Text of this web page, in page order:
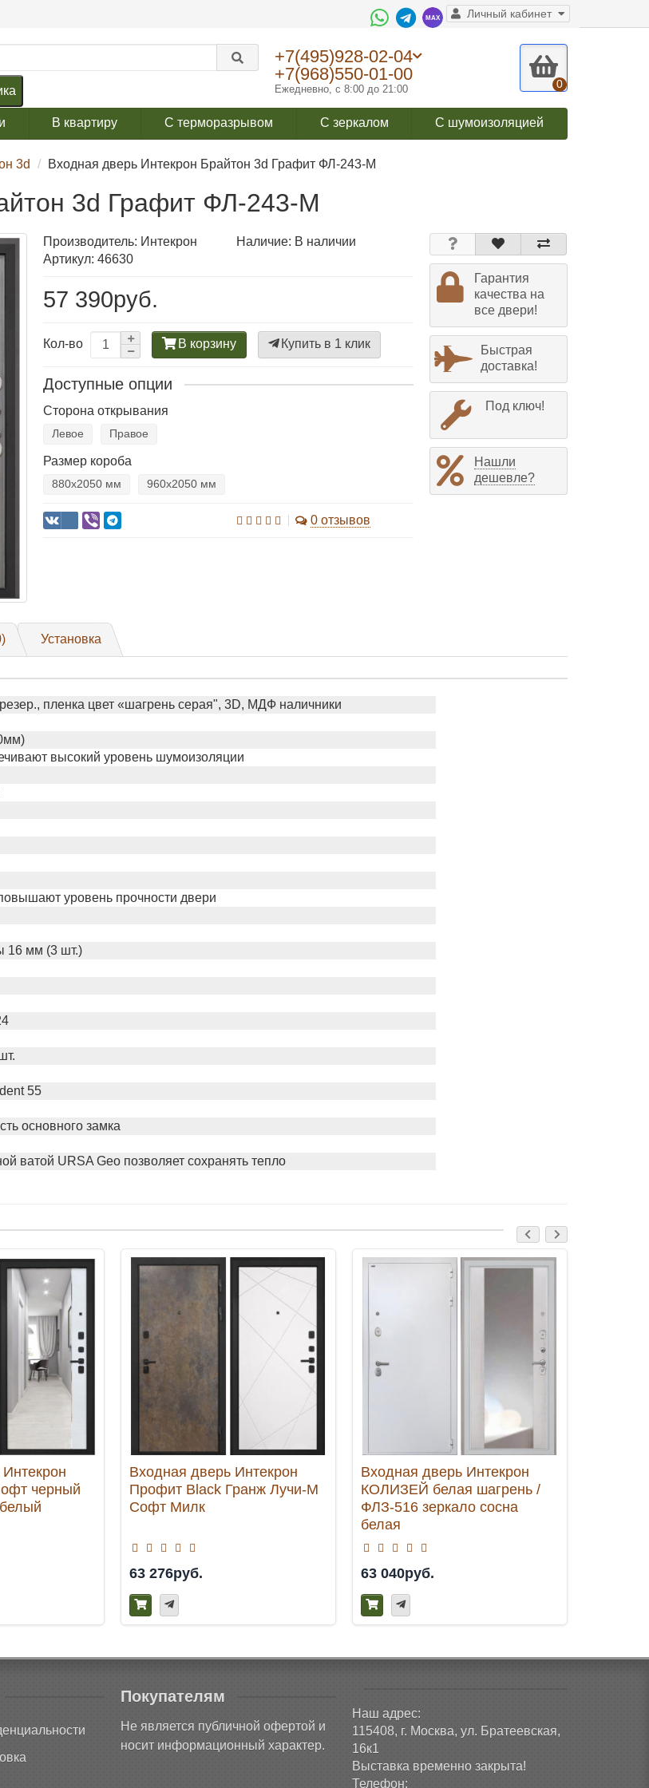
Личный кабинет
+7(495)928-02-04
+7(968)550-01-00
Ежедневно, с 8:00 до 21:00 0
В квартиру С терморазрывом С зеркалом С шумоизоляцией
3d Входная дверь Интекрон Брайтон 3d Графит ФЛ-243-М
3d Графит ФЛ-243-М
Производитель: Интекрон
Наличие: В наличии
Артикул: 46630
57 390руб.
Кол-во В корзину Купить в 1 клик
Доступные опции
Сторона открывания
Левое Правое
Размер короба
880х2050 мм 960х2050 мм
0 отзывов
Гарантия
качества на
все двери!
Быстрая
доставка!
Под ключ!
Нашли
дешевле?
Установка
пленка цвет «шагрень серая", 3D, МДФ наличники
высокий уровень шумоизоляции
уровень прочности двери
16 мм (3 шт.)
55
основного замка
ватой URSA Geo позволяет сохранять тепло
черный
Входная дверь Интекрон
Профит Black Гранж Лучи-М
Софт Милк
63 276руб.
Входная дверь Интекрон
КОЛИЗЕЙ белая шагрень /
ФЛЗ-516 зеркало сосна
белая
63 040руб.
Покупателям
Не является публичной офертой и
носит информационный характер.
Наш адрес:
115408, г. Москва, ул. Братеевская,
16к1
Выставка временно закрыта!
Телефон: